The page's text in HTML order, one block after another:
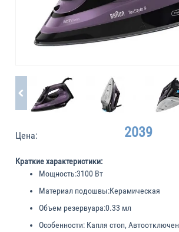
Цена: 2039
Краткие характеристики:
Мощность:3100 Вт
Материал подошвы:Керамическая
Объем резервуара:0.33 мл
Особенности: Капля стоп,